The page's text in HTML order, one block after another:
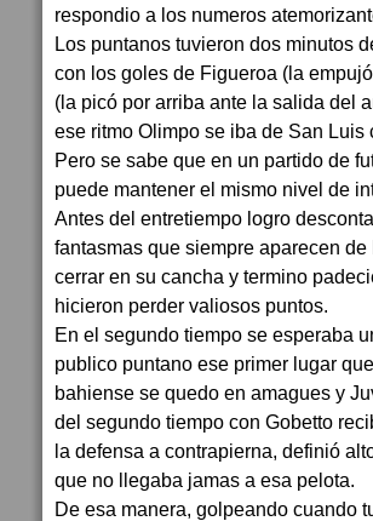
respondio a los numeros
Los puntanos tuvieron dos minutos
con los goles de Figueroa (la
(la picó por arriba ante la salida del
ese ritmo Olimpo se iba de San
Pero se sabe que en un partido de
puede mantener el mismo nivel de
Antes del entretiempo logro
fantasmas que siempre aparecen
cerrar en su cancha y termino
hicieron perder valiosos puntos.
En el segundo tiempo se esperaba
publico puntano ese primer lugar
bahiense se quedo en amagues y
del segundo tiempo con Gobetto
la defensa a contrapierna, definió
que no llegaba jamas a esa pelota.
De esa manera, golpeando cuando